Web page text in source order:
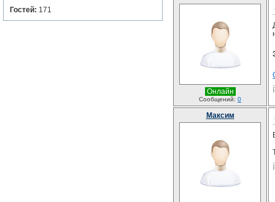
Гостей: 171
Онлайн
Сообщений: 0
Максим